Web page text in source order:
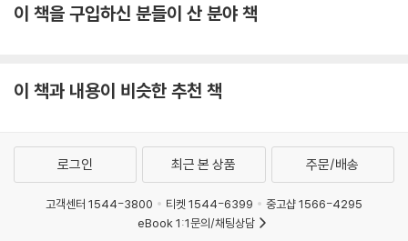
이 책을 구입하신 분들이 산 분야 책
이 책과 내용이 비슷한 추천 책
로그인 최근 본 상품 주문/배송
고객센터 1544-3800 티켓 1544-6399
중고샵 1566-4295
eBook 1:1문의/채팅상담